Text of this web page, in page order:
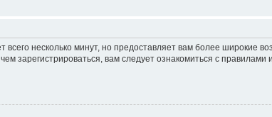
несколько минут, но предоставляет вам более широкие
зарегистрироваться, вам следует ознакомиться с